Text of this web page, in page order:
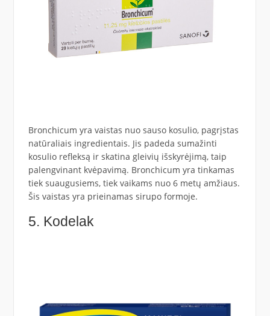
Bronchicum yra vaistas nuo sauso kosulio, pagrįstas
natūraliais ingredientais. Jis padeda sumažinti
kosulio refleksą ir skatina gleivių išskyrėjimą, taip
palengvinant kvėpavimą. Bronchicum yra tinkamas
tiek suaugusiems, tiek vaikams nuo 6 metų amžiaus.
Šis vaistas yra prieinamas sirupo formoje.
5. Kodelak